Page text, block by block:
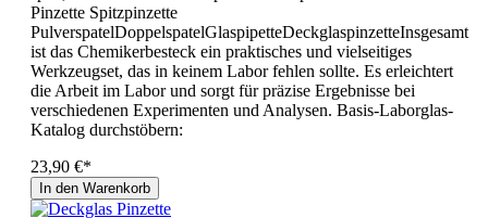
Pinzette Spitzpinzette
PulverspatelDoppelspatelGlaspipetteDeckglaspinzetteInsgesamt
ist das Chemikerbesteck ein praktisches und vielseitiges
Werkzeugset, das in keinem Labor fehlen sollte. Es erleichtert
die Arbeit im Labor und sorgt für präzise Ergebnisse bei
verschiedenen Experimenten und Analysen. Basis-Laborglas-
Katalog durchstöbern:
23,90 €*
In den Warenkorb